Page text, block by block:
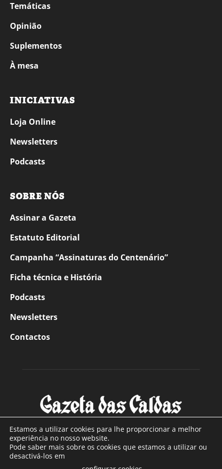
Temáticas
Opinião
Suplementos
À mesa
INICIATIVAS
Loja Online
Newsletters
Podcasts
SOBRE NÓS
Assinar a Gazeta
Estatuto Editorial
Campanha “Assinaturas do Centenário”
Ficha técnica e História
Podcasts
Newsletters
Contactos
SOBRE NÓS
Estamos a utilizar cookies para lhe proporcionar a melhor
experiência no nosso website.
Pode saber mais sobre os cookies que estamos a utilizar ou
desactivá-los em